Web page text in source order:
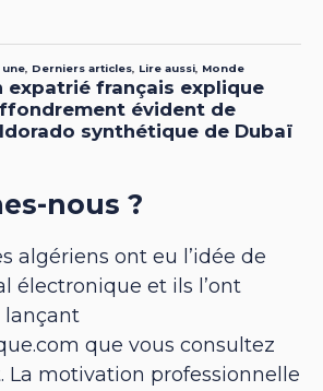
nous ?
algériens ont eu l’idée de
électronique et ils l’ont
lançant
que vous consultez
La motivation professionnelle